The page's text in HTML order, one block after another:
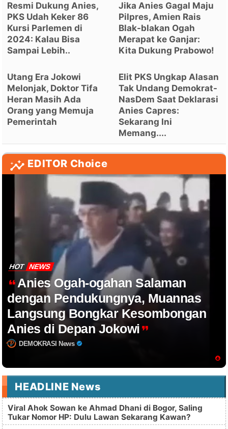
Resmi Dukung Anies,
PKS Udah Keker 86
Kursi Parlemen di
2024: Kalau Bisa
Sampai Lebih..
Jika Anies Gagal Maju
Pilpres, Amien Rais
Blak-blakan Ogah
Merapat ke Ganjar:
Kita Dukung Prabowo!
Utang Era Jokowi
Melonjak, Doktor Tifa
Heran Masih Ada
Orang yang Memuja
Pemerintah
Elit PKS Ungkap Alasan
Tak Undang Demokrat-
NasDem Saat Deklarasi
Anies Capres:
Sekarang Ini
Memang....
EDITOR Choice
HOT NEWS
Anies Ogah-ogahan Salaman
dengan Pendukungnya, Muannas
Langsung Bongkar Kesombongan
Anies di Depan Jokowi
DEMOKRASI News
HEADLINE News
Viral Ahok Sowan ke Ahmad Dhani di Bogor, Saling
Tukar Nomor HP: Dulu Lawan Sekarang Kawan?